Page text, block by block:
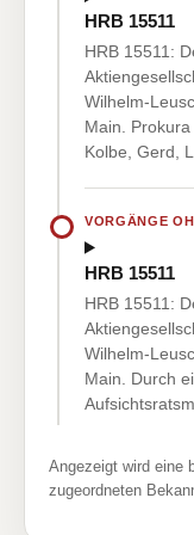
HRB 15511
HRB 15511:
Wilhelm-
Main.
Kolbe, Gerd,
VORGÄNGE
HRB 15511
HRB 15511:
Wilhelm-
Main. Durch
Angezeigt wird eine
zugeordneten